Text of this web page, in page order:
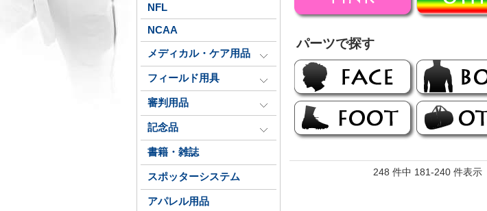
NFL
NCAA
メディカル・ケア用品
フィールド用具
審判用品
記念品
書籍・雑誌
スポッターシステム
アパレル用品
パーツで探す
248 件中 181-240 件表示